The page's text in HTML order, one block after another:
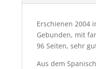
Erschienen 2004
Gebunden, mit
96 Seiten, sehr
Aus dem